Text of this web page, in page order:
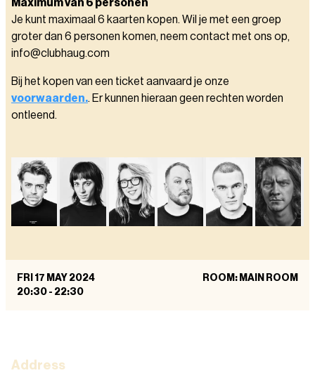
Maximum van 6 personen
Je kunt maximaal 6 kaarten kopen. Wil je met een groep
groter dan 6 personen komen, neem contact met ons op,
info@clubhaug.com
Bij het kopen van een ticket aanvaard je onze
voorwaarden.. Er kunnen hieraan geen rechten worden
ontleend.
FRI 17 MAY 2024
20:30 - 22:30
ROOM: MAIN ROOM
Address